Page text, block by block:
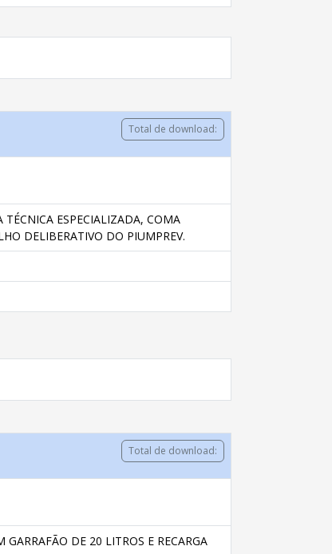
Total de download:
TÉCNICA ESPECIALIZADA, COMA
DELIBERATIVO DO PIUMPREV.
Total de download:
DE 20 LITROS E RECARGA